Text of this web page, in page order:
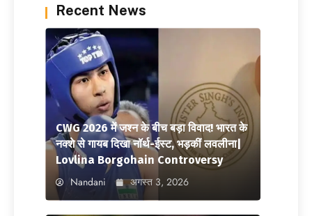
Recent News
CWG 2026 में जश्न के बीच बड़ा विवाद! भारत के
नक्शे से गायब दिखा नॉर्थ-ईस्ट, भड़कीं लवलीना|
Lovlina Borgohain Controversy
Nandani अगस्त 3, 2026